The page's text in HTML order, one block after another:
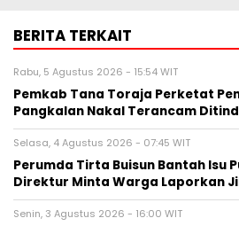
BERITA TERKAIT
Rabu, 5 Agustus 2026 - 15:54 WIT
Pemkab Tana Toraja Perketat
Pangkalan Nakal Terancam
Selasa, 4 Agustus 2026 - 07:45 WIT
Perumda Tirta Buisun Bantah Isu
Direktur Minta Warga Laporkan
Senin, 3 Agustus 2026 - 16:00 WIT